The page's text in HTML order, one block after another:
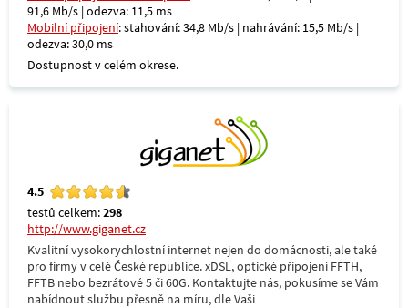
91,6 Mb/s | odezva: 11,5 ms
Mobilní připojení: stahování: 34,8 Mb/s | nahrávání: 15,5 Mb/s |
odezva: 30,0 ms
Dostupnost v celém okrese.
4.5
testů celkem:298
http://www.giganet.cz
Kvalitní vysokorychlostní internet nejen do domácnosti, ale také
pro firmy v celé České republice. xDSL, optické připojení FFTH,
FFTB nebo bezrátové 5 či 60G. Kontaktujte nás, pokusíme se Vám
nabídnout službu přesně na míru, dle Vaši